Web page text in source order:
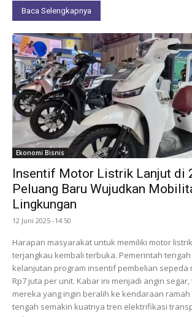
Baca Selengkapnya
Ekonomi Bisnis
Insentif Motor Listrik Lanjut di
Peluang Baru Wujudkan
Lingkungan
12 Juni 2025 -14:50
Harapan masyarakat untuk memiliki motor
terjangkau kembali terbuka. Pemerintah
kelanjutan program insentif pembelian sepeda
Rp7 juta per unit. Kabar ini menjadi angin
mereka yang ingin beralih ke kendaraan ramah
tengah semakin kuatnya tren elektrifikasi